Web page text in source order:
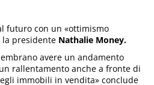
futuro con un «ottimismo
la presidente Nathalie Money.
avere un andamento
rallentamento anche a fronte di
immobili in vendita» conclude